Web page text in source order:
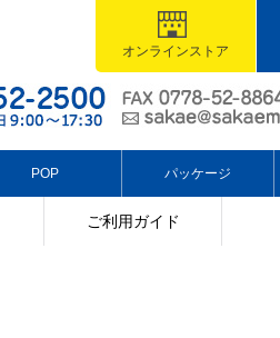
オンラインストア
ご利用ガイド
POP パッケージ